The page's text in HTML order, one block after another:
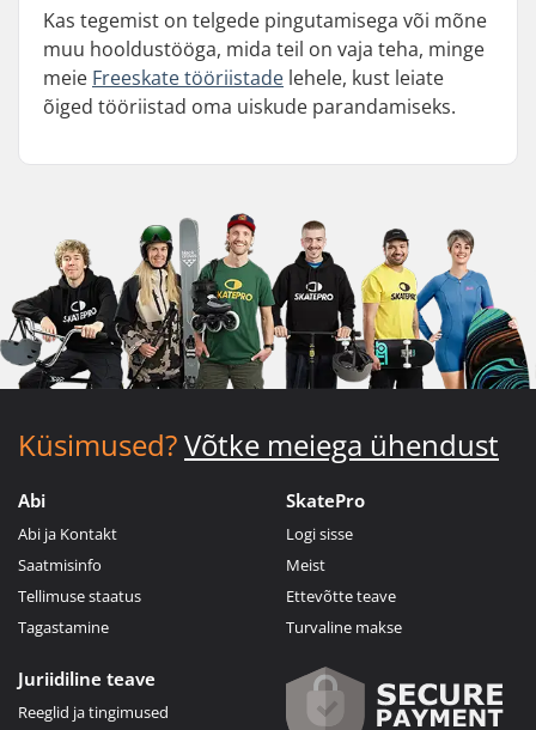
Kas tegemist on telgede pingutamisega või mõne
muu hooldustööga, mida teil on vaja teha, minge
meie Freeskate tööriistade lehele, kust leiate
õiged tööriistad oma uiskude parandamiseks.
Küsimused?Võtke meiega ühendust
Abi
Abi ja Kontakt
Saatmisinfo
Tellimuse staatus
Tagastamine
SkatePro
Logi sisse
Meist
Ettevõtte teave
Turvaline makse
Juriidiline teave
Reeglid ja tingimused